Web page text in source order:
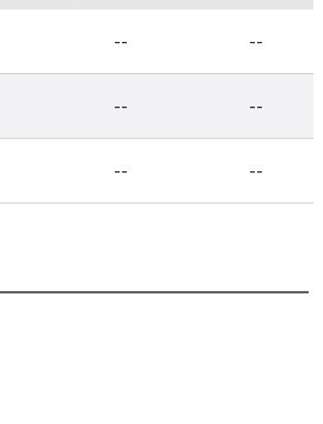
-- --
-- --
-- --